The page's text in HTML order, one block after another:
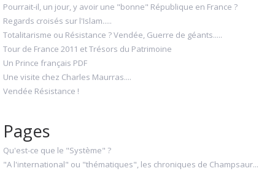
Pourrait-il, un jour, y avoir une "bonne" République en France ?
Regards croisés sur l'Islam.....
Totalitarisme ou Résistance ? Vendée, Guerre de géants.....
Tour de France 2011 et Trésors du Patrimoine
Un Prince français PDF
Une visite chez Charles Maurras....
Vendée Résistance !
Pages
Qu'est-ce que le "Système" ?
"A l'international" ou "thématiques", les chroniques de Champsaur...